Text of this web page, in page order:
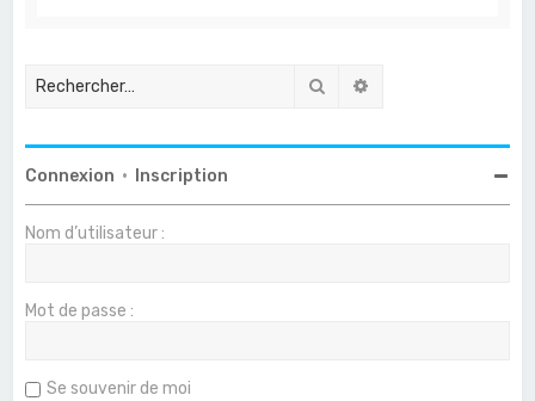
Rechercher
Connexion • Inscription
Nom d’utilisateur :
Mot de passe :
Se souvenir de moi